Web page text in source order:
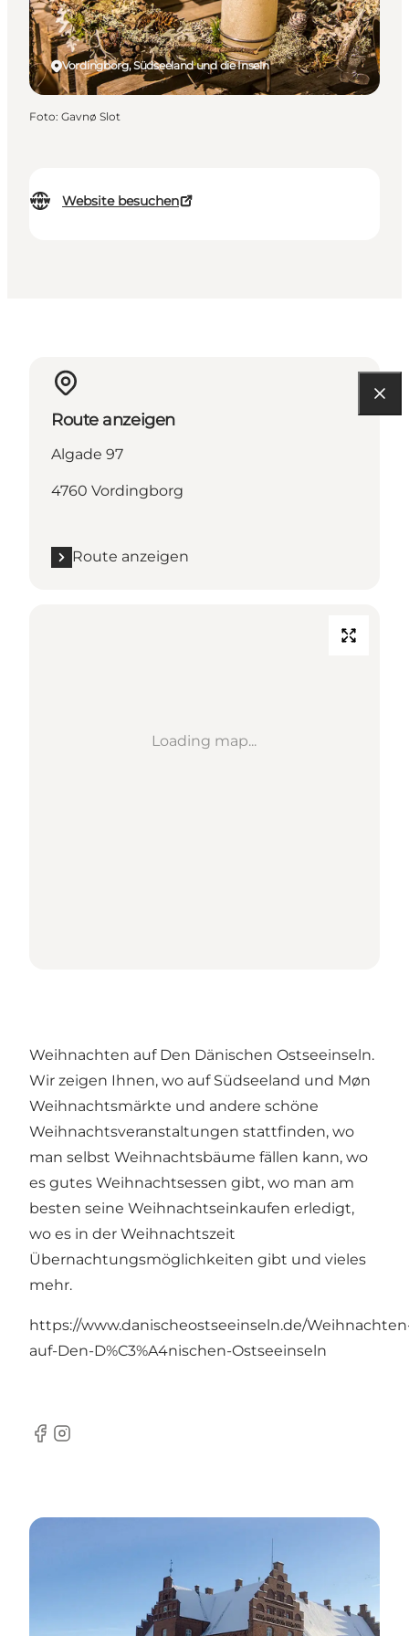
Website besuchen
Vordingborg, Südseeland und die Inseln
Foto: Gavnø Slot
Route anzeigen
Algade 97
4760 Vordingborg
Route anzeigen
Loading map...
Weihnachten auf Den Dänischen Ostseeinseln.
Wir zeigen Ihnen, wo auf Südseeland und Møn
Weihnachtsmärkte und andere schöne
Weihnachtsveranstaltungen stattfinden, wo
man selbst Weihnachtsbäume fällen kann, wo
es gutes Weihnachtsessen gibt, wo man am
besten seine Weihnachtseinkaufen erledigt,
wo es in der Weihnachtszeit
Übernachtungsmöglichkeiten gibt und vieles
mehr.
https://www.danischeostseeinseln.de/
auf-Den-D%C3%A4nischen-Ostseeinseln
Facebook
Instagram